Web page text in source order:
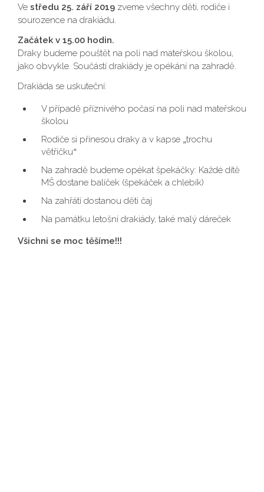
Ve středu 25. září 2019 zveme všechny děti, rodiče i
sourozence na drakiádu.
Začátek v 15.00 hodin.
Draky budeme pouštět na poli nad mateřskou školou,
jako obvykle. Součástí drakiády je opékání na zahradě.
Drakiáda se uskuteční:
V případě příznivého počasí na poli nad mateřskou
školou
Rodiče si přinesou draky a v kapse „trochu
větříčku“
Na zahradě budeme opékat špekáčky: Každé dítě
MŠ dostane balíček (špekáček a chlebík)
Na zahřátí dostanou děti čaj
Na památku letošní drakiády, také malý dáreček
Všichni se moc těšíme!!!